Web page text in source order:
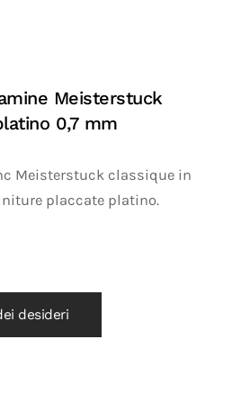
Meisterstuck
0,7 mm
Meisterstuck classique in
placcate platino.
desideri